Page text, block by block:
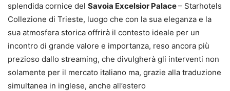
splendida cornice del Savoia Excelsior Palace– Starhotels
Collezione di Trieste, luogo che con la sua eleganza e la
sua atmosfera storica offrirà il contesto ideale per un
incontro di grande valore e importanza, reso ancora più
prezioso dallo streaming, che divulgherà gli interventi non
solamente per il mercato italiano ma, grazie alla traduzione
simultanea in inglese, anche all’estero